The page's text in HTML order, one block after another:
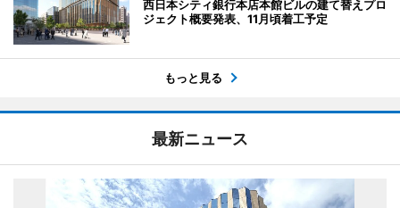
西日本シティ銀行本店本館ビルの建て替えプロ
ジェクト概要発表、11月頃着工予定
もっと見る
最新ニュース